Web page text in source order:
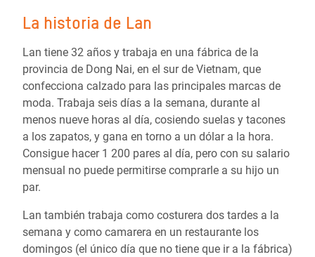
La historia de Lan
Lan tiene 32 años y trabaja en una fábrica de la
provincia de Dong Nai, en el sur de Vietnam, que
confecciona calzado para las principales marcas de
moda. Trabaja seis días a la semana, durante al
menos nueve horas al día, cosiendo suelas y tacones
a los zapatos, y gana en torno a un dólar a la hora.
Consigue hacer 1 200 pares al día, pero con su salario
mensual no puede permitirse comprarle a su hijo un
par.
Lan también trabaja como costurera dos tardes a la
semana y como camarera en un restaurante los
domingos (el único día que no tiene que ir a la fábrica)